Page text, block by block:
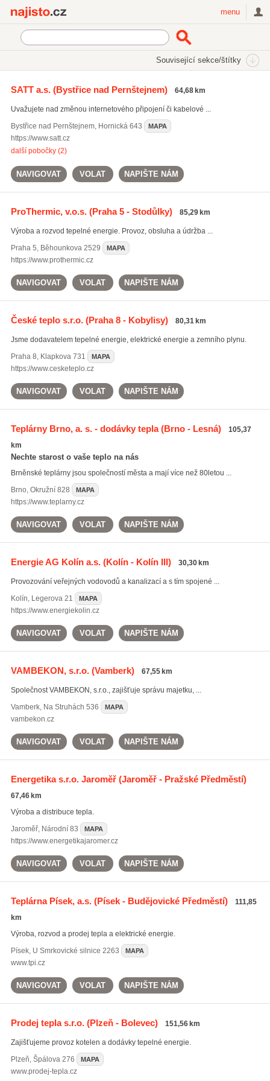
menu
Související sekce/štítky
Teplárny a distribuce tepla
SATT a.s.(Bystřice nad Pernštejnem) 64,68 km
Uvažujete nad změnou internetového připojení či kabelové ...
Bystřice nad Pernštejnem, Hornická 643 MAPA
https://www.satt.cz
další pobočky (2)
NAVIGOVAT VOLAT NAPIŠTE NÁM
ProThermic, v.o.s.(Praha 5 - Stodůlky) 85,29 km
Výroba a rozvod tepelné energie. Provoz, obsluha a údržba ...
Praha 5, Běhounkova 2529 MAPA
https://www.prothermic.cz
NAVIGOVAT VOLAT NAPIŠTE NÁM
České teplo s.r.o.(Praha 8 - Kobylisy) 80,31 km
Jsme dodavatelem tepelné energie, elektrické energie a zemního plynu.
Praha 8, Klapkova 731 MAPA
https://www.cesketeplo.cz
NAVIGOVAT VOLAT NAPIŠTE NÁM
Teplárny Brno, a. s. - dodávky tepla(Brno - Lesná)
105,37
km
Nechte starost o vaše teplo na nás
Brněnské teplárny jsou společností města a mají více než 80letou ...
Brno, Okružní 828 MAPA
https://www.teplarny.cz
NAVIGOVAT VOLAT NAPIŠTE NÁM
Energie AG Kolín a.s.(Kolín - Kolín III) 30,30 km
Provozování veřejných vodovodů a kanalizací a s tím spojené ...
Kolín, Legerova 21 MAPA
https://www.energiekolin.cz
NAVIGOVAT VOLAT NAPIŠTE NÁM
VAMBEKON, s.r.o.(Vamberk) 67,55 km
Společnost VAMBEKON, s.r.o., zajišťuje správu majetku, ...
Vamberk, Na Struhách 536 MAPA
vambekon.cz
NAVIGOVAT VOLAT NAPIŠTE NÁM
Energetika s.r.o. Jaroměř(Jaroměř - Pražské Předměstí)
67,46 km
Výroba a distribuce tepla.
Jaroměř, Národní 83 MAPA
https://www.energetikajaromer.cz
NAVIGOVAT VOLAT NAPIŠTE NÁM
Teplárna Písek, a.s.(Písek - Budějovické Předměstí)
111,85
km
Výroba, rozvod a prodej tepla a elektrické energie.
Písek, U Smrkovické silnice 2263 MAPA
www.tpi.cz
NAVIGOVAT VOLAT NAPIŠTE NÁM
Prodej tepla s.r.o.(Plzeň - Bolevec) 151,56 km
Zajišťujeme provoz kotelen a dodávky tepelné energie.
Plzeň, Špálova 276 MAPA
www.prodej-tepla.cz